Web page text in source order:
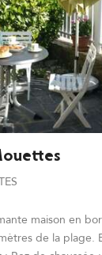
maison en
de la plage.